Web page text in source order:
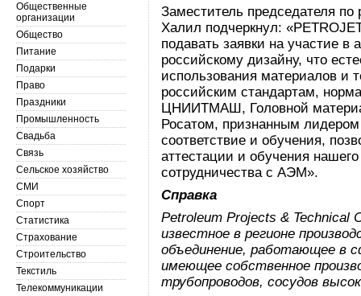
Заместитель председателя
Халил подчеркнул:
подавать заявки на участие
российскому дизайну, что
использования материалов и
российским стандартам,
ЦНИИТМАШ, Головной
Росатом, признанным
соответствие и обучения,
аттестации и обучения
сотрудничества с АЭМ».
Справка
Petroleum Projects & Technical
известное в регионе
объединение, работающее в
имеющее собственное
трубопроводов, сосудов
Общественные
организации
Общество
Питание
Подарки
Право
Праздники
Промышленность
Свадьба
Связь
Сельское хозяйство
СМИ
Спорт
Статистика
Страхование
Строительство
Текстиль
Телекоммуникации